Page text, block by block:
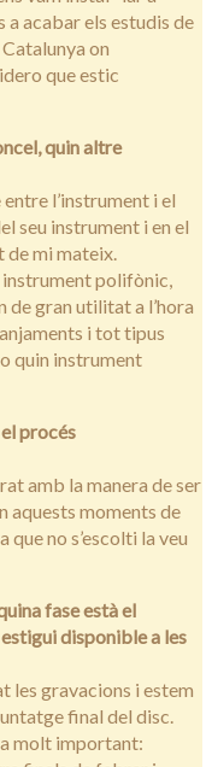
a acabar els estudis de
on
que estic
quin altre
l’instrument i el
seu instrument i en el
de mi mateix.
instrument polifònic,
de gran utilitat a l’hora
i tot tipus
quin instrument
procés
amb la manera de ser
aquests moments de
no s’escolti la veu
fase està el
disponible a les
les gravacions i estem
final del disc.
molt important: